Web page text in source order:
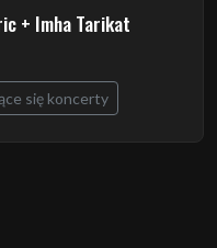
+ Imha Tarikat
się koncerty